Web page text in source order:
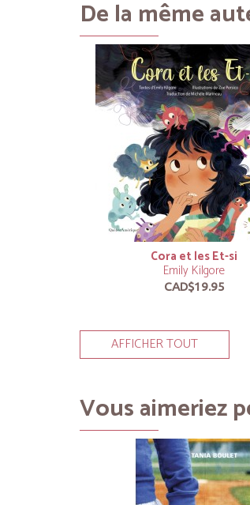
De la même
Cora et les Et-si
Emily Kilgore
CAD$19.95
AFFICHER TOUT
Vous aimeriez